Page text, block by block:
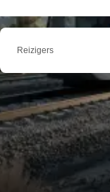
Reizigers